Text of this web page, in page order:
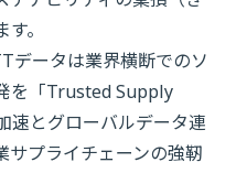
。
データは業界横断でのソ
を「Trusted Supply
速とグローバルデータ連
サプライチェーンの強靭